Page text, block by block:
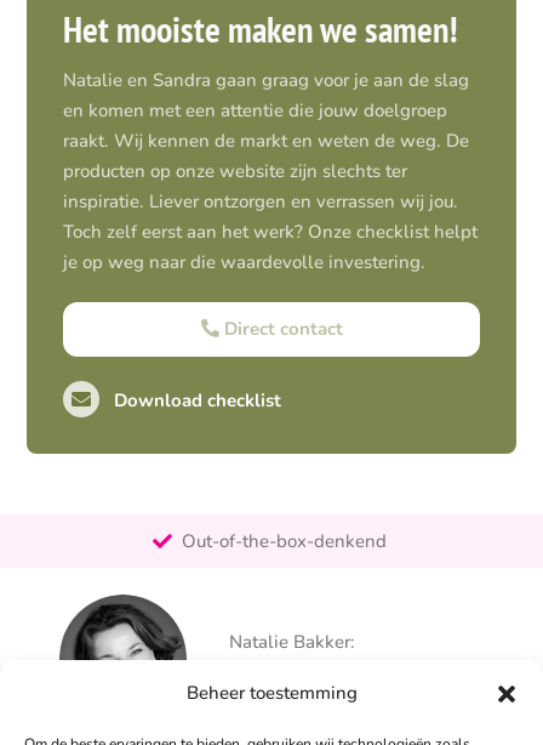
Beheer toestemming
Het mooiste maken we samen!
Natalie en Sandra gaan graag voor je aan de slag
en komen met een attentie die jouw doelgroep
raakt. Wij kennen de markt en weten de weg. De
producten op onze website zijn slechts ter
inspiratie. Liever ontzorgen en verrassen wij jou.
Toch zelf eerst aan het werk? Onze checklist helpt
je op weg naar die waardevolle investering.
Direct contact
Download checklist
Out-of-the-box-denkend
Persoonlijk
Natalie Bakker:
info@alertpromotie.nl